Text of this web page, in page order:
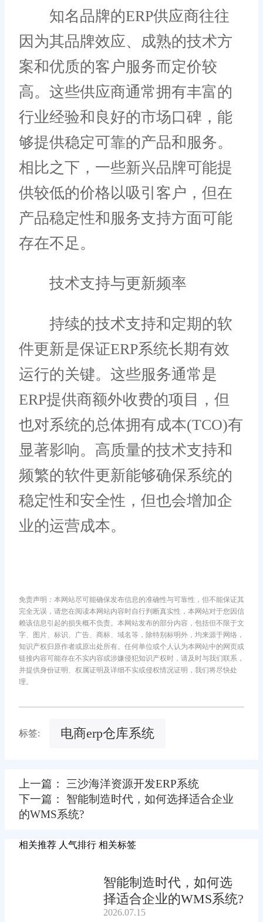
知名品牌的ERP供应商往往
因为其品牌效应、成熟的技术方
案和优质的客户服务而定价较
高。这些供应商通常拥有丰富的
行业经验和良好的市场口碑，能
够提供稳定可靠的产品和服务。
相比之下，一些新兴品牌可能提
供较低的价格以吸引客户，但在
产品稳定性和服务支持方面可能
存在不足。
技术支持与更新频率
持续的技术支持和定期的软
件更新是保证ERP系统长期有效
运行的关键。这些服务通常是
ERP提供商额外收费的项目，但
也对系统的总体拥有成本(TCO)有
显著影响。高质量的技术支持和
频繁的软件更新能够确保系统的
稳定性和安全性，但也会增加企
业的运营成本。
免责声明：本网站尽可能确保发布信息的准确性与可靠性，但不能保证其
完全无误，请您在阅读本网站内容时自行判断真实性，本网站对于您因信
赖该信息引起的损失概不负责。本网站发布的部分内容，包括但不限于文
字、图片、标识、广告、商标、域名等，除特别标明外，均来源于网络，
知识产权归原作者或原出处所有。任何单位或个人认为本网站中的网页或
链接内容可能存在不实内容或涉嫌侵犯知识产权时，请及时与我们联系，
并提供身份证明、权属证明及详细不实或侵权情况证明，我们将尽快处
理。
标签: 电商erp仓库系统
上一篇： 三沙海洋资源开发ERP系统
下一篇： 智能制造时代，如何选择适合企业
的WMS系统?
相关推荐 人气排行 相关标签
智能制造时代，如何选
择适合企业的WMS系统?
2026.07.15